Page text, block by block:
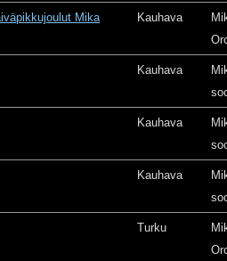
Mika
Kauhava
Kauhava
Kauhava
Kauhava
Turku